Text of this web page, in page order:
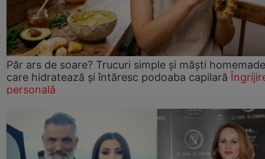
Păr ars de soare? Trucuri simple și măști homemade
care hidratează și întăresc podoaba capilară
personală